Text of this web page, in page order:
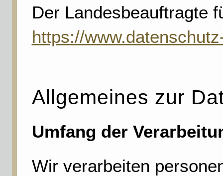
Der Landesbeauftragte
https://
Allgemeines zur
Umfang der
Wir verarbeiten